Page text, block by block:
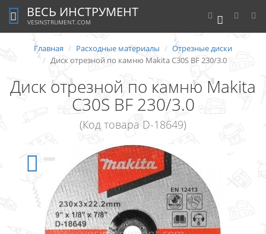
0
ВЕСЬ ИНСТРУМЕНТ
VESINSTRUMENT.COM
Главная Расходные материалы
Отрезные диски
Диск отрезной по камню Makita C30S BF 230/3.0
Диск отрезной по камню Makita
C30S BF 230/3.0
(Код товара D-18649)